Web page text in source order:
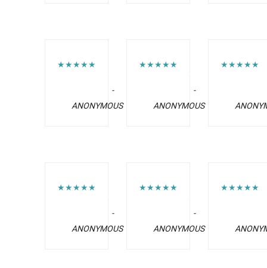
★★★★★
-
ANONYMOUS
★★★★★
-
ANONYMOUS
★★★★★
★★★★★
-
ANONYMOUS
★★★★★
-
ANONYMOUS
★★★★★